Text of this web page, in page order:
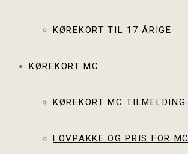
KØREKORT TIL 17 ÅRIGE
KØREKORT MC
KØREKORT MC TILMELDING
LOVPAKKE OG PRIS FOR MC